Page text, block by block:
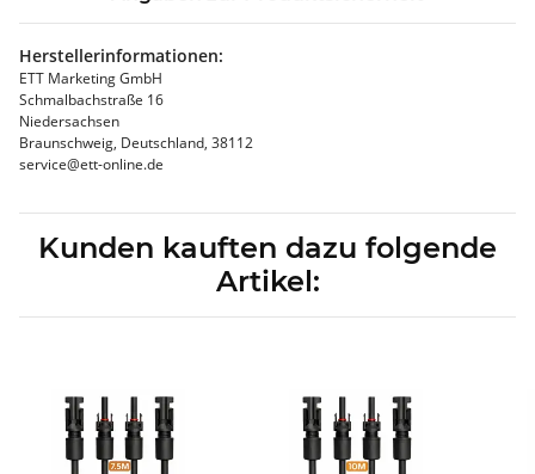
Herstellerinformationen:
ETT Marketing GmbH
Schmalbachstraße 16
Niedersachsen
Braunschweig, Deutschland, 38112
service@ett-online.de
Kunden kauften dazu folgende
Artikel: